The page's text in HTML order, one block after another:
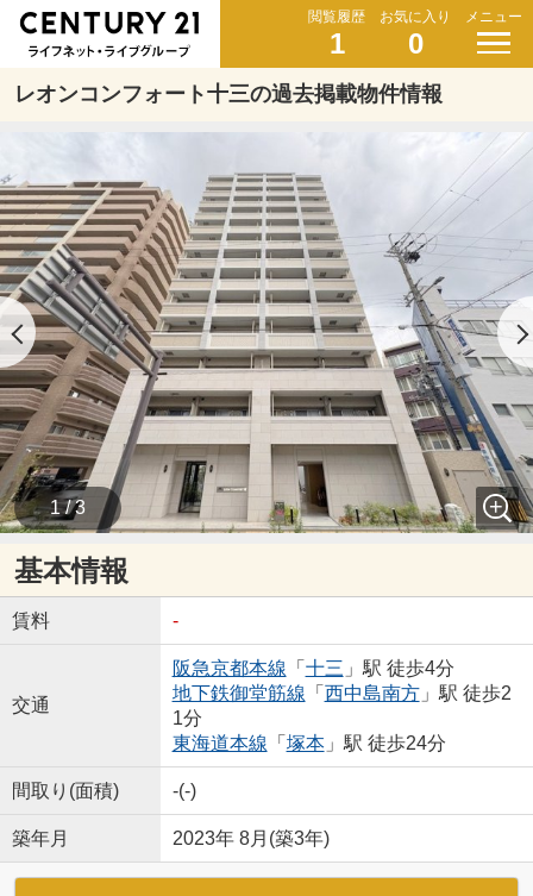
閲覧履歴
1
お気に入り
0
メニュー
レオンコンフォート十三の過去掲載物件情報
1 / 3
基本情報
賃料 -
交通
阪急京都本線 「 十三 」駅 徒歩4分
地下鉄御堂筋線 「 西中島南方」駅 徒歩2
1分
東海道本線 「 塚本」駅 徒歩24分
間取り(面積) -(-)
築年月 2023年 8月(築3年)